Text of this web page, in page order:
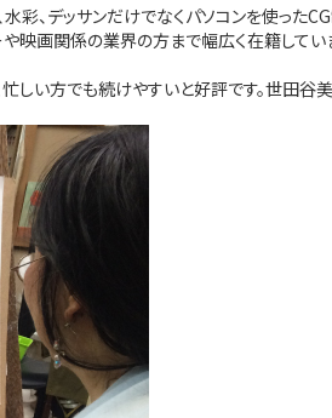
、デッサンだけでなくパソコンを使った
映画関係の業界の方まで幅広く在籍してい
しい方でも続けやすいと好評です。世田